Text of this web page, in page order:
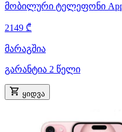
მობილური ტელეფონი
2149 ₾
მარაგშია
გარანტია 2 წელი
ყიდვა